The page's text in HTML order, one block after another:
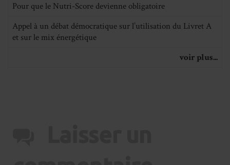
Pour que le Nutri-Score devienne obligatoire
Appel à un débat démocratique sur l’utilisation du Livret A
et sur le mix énergétique
voir plus...